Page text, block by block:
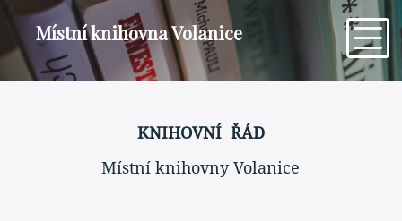
Místní knihovna Volanice
KNIHOVNÍ ŘÁD
Místní knihovny Volanice